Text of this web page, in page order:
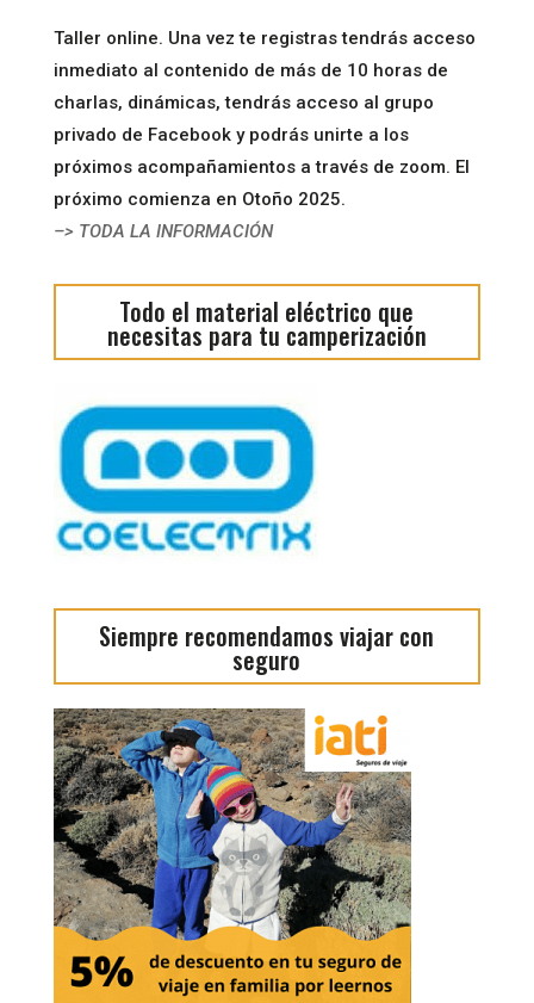
Taller online. Una vez te registras tendrás acceso
inmediato al contenido de más de 10 horas de
charlas, dinámicas, tendrás acceso al grupo
privado de Facebook y podrás unirte a los
próximos acompañamientos a través de zoom. El
próximo comienza en Otoño 2025.
–> TODA LA INFORMACIÓN
Todo el material eléctrico que
necesitas para tu camperización
Siempre recomendamos viajar con
seguro